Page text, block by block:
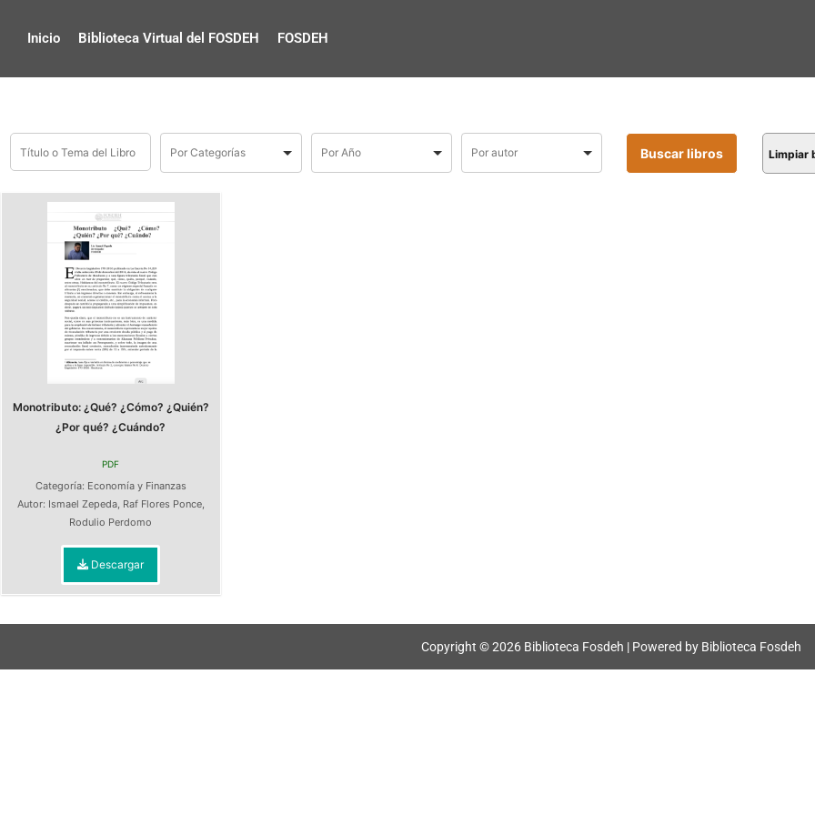
Inicio Biblioteca Virtual del FOSDEH FOSDEH
Limpiar
Monotributo: ¿Qué? ¿Cómo? ¿Quién?
¿Por qué? ¿Cuándo?
PDF
Categoría: Economía y Finanzas
Autor: Ismael Zepeda, Raf Flores Ponce,
Rodulio Perdomo
Descargar
Copyright © 2026 Biblioteca Fosdeh | Powered by Biblioteca Fosdeh